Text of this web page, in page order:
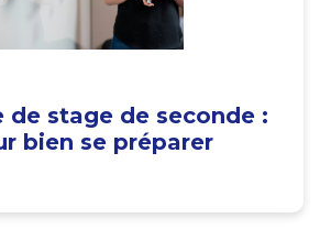
de stage de seconde :
bien se préparer